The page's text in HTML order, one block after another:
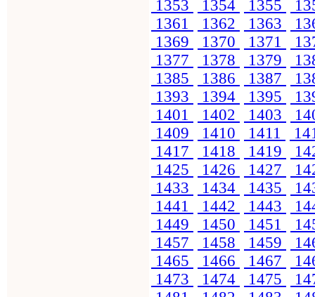
1353
1354 1355
1361
1362 1363
1369
1370 1371
1377
1378 1379
1385
1386 1387
1393
1394 1395
1401
1402 1403
1409
1410 1411
1417
1418 1419
1425
1426 1427
1433
1434 1435
1441
1442 1443
1449
1450 1451
1457
1458 1459
1465
1466 1467
1473
1474 1475